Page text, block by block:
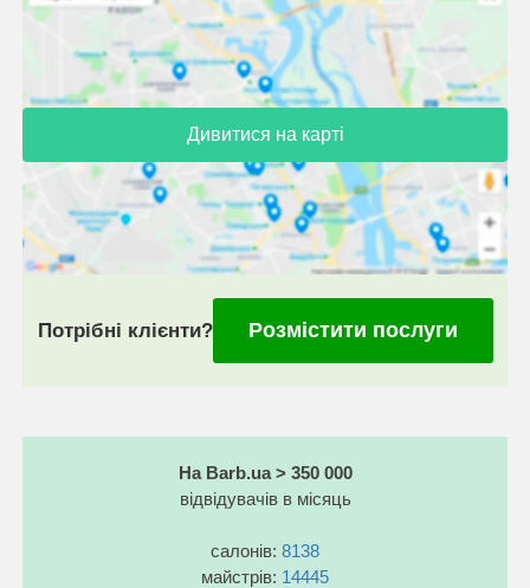
Дивитися на карті
Потрібні клієнти? Розмістити послуги
На Barb.ua > 350 000
відвідувачів в місяць
салонів: 8138
майстрів: 14445